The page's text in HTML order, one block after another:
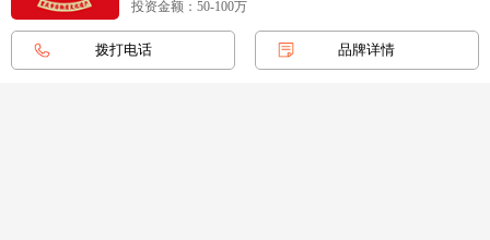
须点上重辣口味才能让朋友吃舒服，而如果我们要请一位江
苏的朋友吃火锅，那重油重麻重辣的火锅就不适合了，这时
投资金额：50-100万
拨打电话 品牌详情